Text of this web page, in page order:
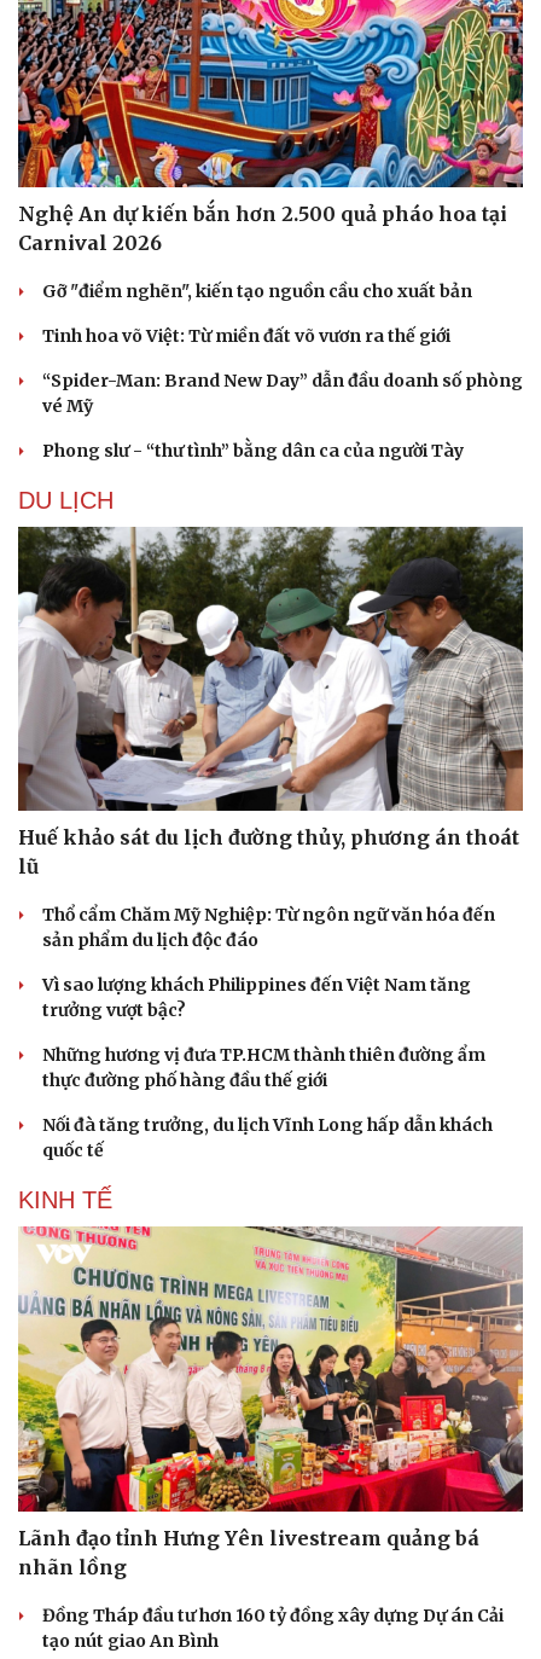
Văn hóa
Văn học
Âm nhạc
Thời trang
Nghệ An dự kiến bắn hơn 2.500 quả pháo hoa tại
Carnival 2026
Gỡ "điểm nghẽn", kiến tạo nguồn cầu cho xuất bản
Tinh hoa võ Việt: Từ miền đất võ vươn ra thế giới
“Spider-Man: Brand New Day” dẫn đầu doanh số phòng
vé Mỹ
Phong slư - “thư tình” bằng dân ca của người Tày
DU LỊCH
Huế khảo sát du lịch đường thủy, phương án thoát
lũ
Thổ cẩm Chăm Mỹ Nghiệp: Từ ngôn ngữ văn hóa đến
sản phẩm du lịch độc đáo
Vì sao lượng khách Philippines đến Việt Nam tăng
trưởng vượt bậc?
Những hương vị đưa TP.HCM thành thiên đường ẩm
thực đường phố hàng đầu thế giới
Nối đà tăng trưởng, du lịch Vĩnh Long hấp dẫn khách
quốc tế
KINH TẾ
Lãnh đạo tỉnh Hưng Yên livestream quảng bá
nhãn lồng
Đồng Tháp đầu tư hơn 160 tỷ đồng xây dựng Dự án Cải
tạo nút giao An Bình